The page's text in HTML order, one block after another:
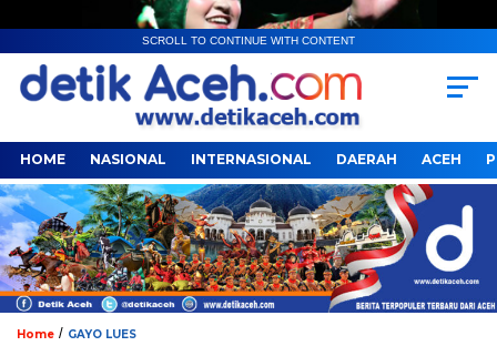
SCROLL TO CONTINUE WITH CONTENT
HOME NASIONAL INTERNASIONAL DAERAH ACEH
Home / GAYO LUES